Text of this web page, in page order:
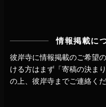
情報掲載に
彼岸寺に情報掲載のご希望
ける方はまず 「寄稿の決ま
の上、 彼岸寺までご連絡 く